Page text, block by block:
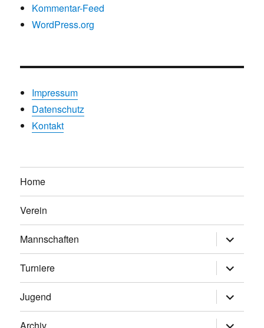
Kommentar-Feed
WordPress.org
Impressum
Datenschutz
Kontakt
Home
Verein
Mannschaften
anzeigen
Turniere
anzeigen
Jugend
anzeigen